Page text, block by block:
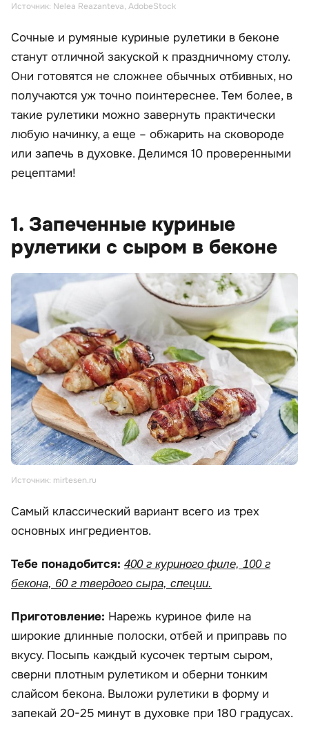
Источник: Nelea Reazanteva, AdobeStock
Сочные и румяные куриные рулетики в беконе
станут отличной закуской к праздничному столу.
Они готовятся не сложнее обычных отбивных, но
получаются уж точно поинтереснее. Тем более, в
такие рулетики можно завернуть практически
любую начинку, а еще – обжарить на сковороде
или запечь в духовке. Делимся 10 проверенными
рецептами!
1. Запеченные куриные
рулетики с сыром в беконе
Источник: mirtesen.ru
Самый классический вариант всего из трех
основных ингредиентов.
Тебе понадобится: 400 г куриного филе, 100 г
бекона, 60 г твердого сыра, специи.
Приготовление: Нарежь куриное филе на
широкие длинные полоски, отбей и приправь по
вкусу. Посыпь каждый кусочек тертым сыром,
сверни плотным рулетиком и оберни тонким
слайсом бекона. Выложи рулетики в форму и
запекай 20-25 минут в духовке при 180 градусах.